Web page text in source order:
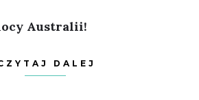
Australii!
DALEJ